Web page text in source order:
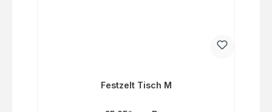
Festzelt Tisch M